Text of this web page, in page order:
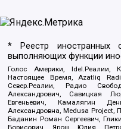
* Реестр иностранных
выполняющих функции
Голос Америки, Idel.Реалии,
Настоящее Время, Azatliq
Север.Реалии, Радио
Александрович, Савицкая
Евгеньевич, Камалягин
Александровна, Medusa Project,
Баданин Роман Сергеевич,
Борисович, Ярош Юлия